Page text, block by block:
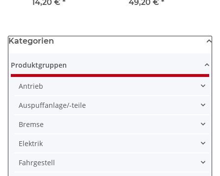
14,20 € * 49,20 € *
Kategorien
Produktgruppen
Antrieb
Auspuffanlage/-teile
Bremse
Elektrik
Fahrgestell